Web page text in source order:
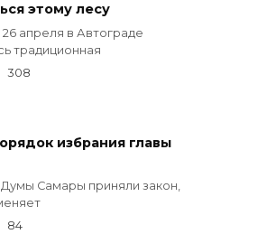
этому лесу
26 апреля в Автограде
традиционная
308
избрания главы
Самары приняли закон,
84